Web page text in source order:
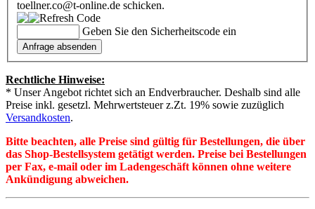
toellner.co@t-online.de schicken.
Geben Sie den Sicherheitscode ein
Rechtliche Hinweise:
* Unser Angebot richtet sich an Endverbraucher. Deshalb sind alle
Preise inkl. gesetzl. Mehrwertsteuer z.Zt. 19% sowie zuzüglich
Versandkosten.
Bitte beachten, alle Preise sind gültig für Bestellungen, die über
das Shop-Bestellsystem getätigt werden. Preise bei Bestellungen
per Fax, e-mail oder im Ladengeschäft können ohne weitere
Ankündigung abweichen.